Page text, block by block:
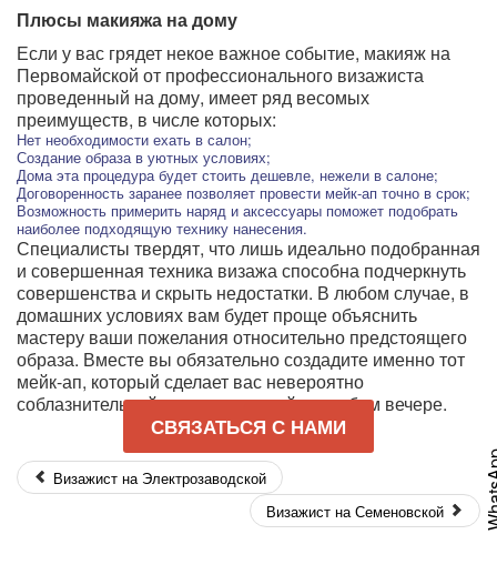
Плюсы макияжа на дому
Если у вас грядет некое важное событие, макияж на
Первомайской от профессионального визажиста
проведенный на дому, имеет ряд весомых
преимуществ, в числе которых:
Нет необходимости ехать в салон;
Создание образа в уютных условиях;
Дома эта процедура будет стоить дешевле, нежели в салоне;
Договоренность заранее позволяет провести мейк-ап точно в срок;
Возможность примерить наряд и аксессуары поможет подобрать
наиболее подходящую технику нанесения.
Специалисты твердят, что лишь идеально подобранная
и совершенная техника визажа способна подчеркнуть
совершенства и скрыть недостатки. В любом случае, в
домашних условиях вам будет проще объяснить
мастеру ваши пожелания относительно предстоящего
образа. Вместе вы обязательно создадите именно тот
мейк-ап, который сделает вас невероятно
соблазнительной и неповторимой на любом вечере.
СВЯЗАТЬСЯ С НАМИ
Визажист на Электрозаводской
Визажист на Семеновской